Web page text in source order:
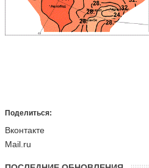
Поделиться:
Вконтакте
Mail.ru